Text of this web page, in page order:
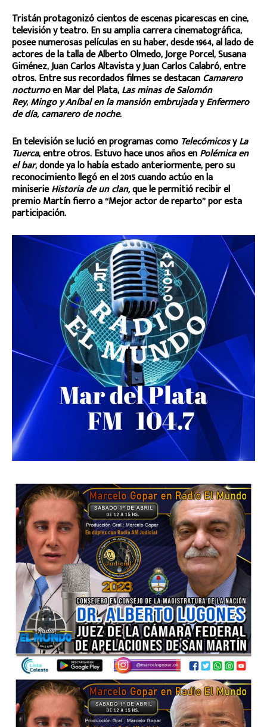
Tristán protagonizó cientos de escenas picarescas en cine,
televisión y teatro. En su amplia carrera cinematográfica,
posee numerosas películas en su haber, desde 1964, al lado de
actores de la talla de Alberto Olmedo, Jorge Porcel, Susana
Giménez, Juan Carlos Altavista y Juan Carlos Calabró, entre
otros. Entre sus recordados filmes se destacanCamarero
nocturnoen Mar del Plata,Las minas de Salomón
Rey,Mingo y Aníbal en la mansión embrujadayEnfermero
de día, camarero de noche.
En televisión se lució en programas como TelecómicosyLa
Tuerca, entre otros. Estuvo hace unos años enPolémica en
el bar, donde ya lo había estado anteriormente, pero su
reconocimiento llegó en el 2015 cuando actúo en la
miniserieHistoria de un clan,que le permitió recibir el
premio Martín fierro a “Mejor actor de reparto” por esta
participación.